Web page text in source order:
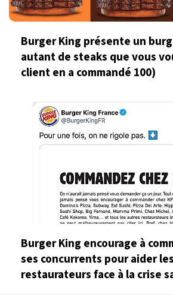
Burger King présente un
autant de steaks que vous
client en a commandé 100)
Burger King encourage à
ses concurrents pour aider les
restaurateurs face à la crise